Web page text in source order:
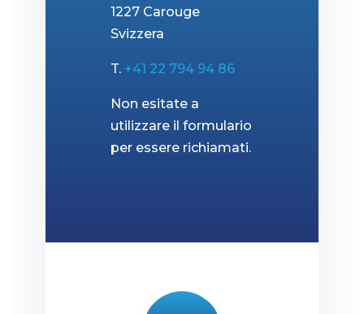
1227 Carouge
Svizzera
T. +41 22 794 94 86
Non esitate a
utilizzare il formulario
per essere richiamati.